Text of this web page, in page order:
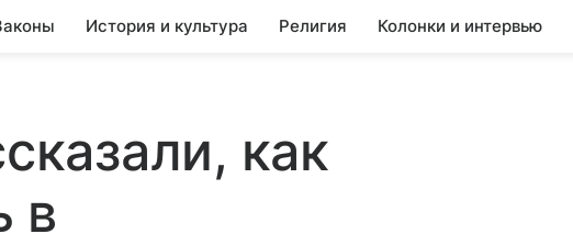
История и культура Религия Колонки и интервью
как
в